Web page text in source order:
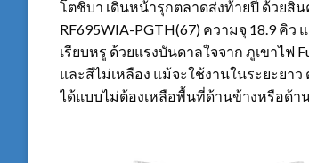
โตชิบา เดินหน้ารุกตลาดส่งท้ายปี ด้วยสิน
RF695WIA-PGTH(67) ความจุ 18.9 คิว
เรียบหรู ด้วยแรงบันดาลใจจาก ภูเขาไ
และสีไม่เหลือง แม้จะใช้งานในระยะยา
ได้แบบไม่ต้องเหลือพื้นที่ด้านข้างหรือด้า